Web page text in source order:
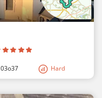
03o37 Hard